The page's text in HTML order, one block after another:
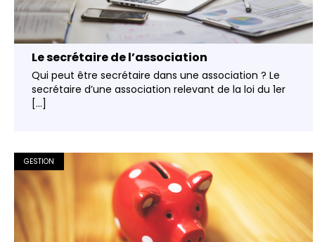
Le secrétaire de l’association
Qui peut être secrétaire dans une association ? Le
secrétaire d’une association relevant de la loi du 1er
[...]
GESTION